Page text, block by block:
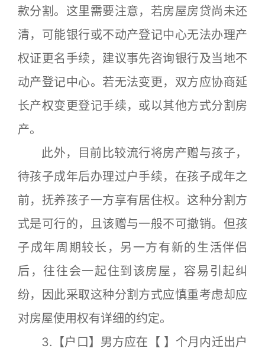
款分割。这里需要注意，若房屋房贷尚未还
清，可能银行或不动产登记中心无法办理产
权证更名手续，建议事先咨询银行及当地不
动产登记中心。若无法变更，双方应协商延
长产权变更登记手续，或以其他方式分割房
产。
此外，目前比较流行将房产赠与孩子，
待孩子成年后办理过户手续，在孩子成年之
前，抚养孩子一方享有居住权。这种分割方
式是可行的，且该赠与一般不可撤销。但孩
子成年周期较长，另一方有新的生活伴侣
后，往往会一起住到该房屋，容易引起纠
纷，因此采取这种分割方式应慎重考虑却应
对房屋使用权有详细的约定。
3.【户口】男方应在【 】个月内迁出户